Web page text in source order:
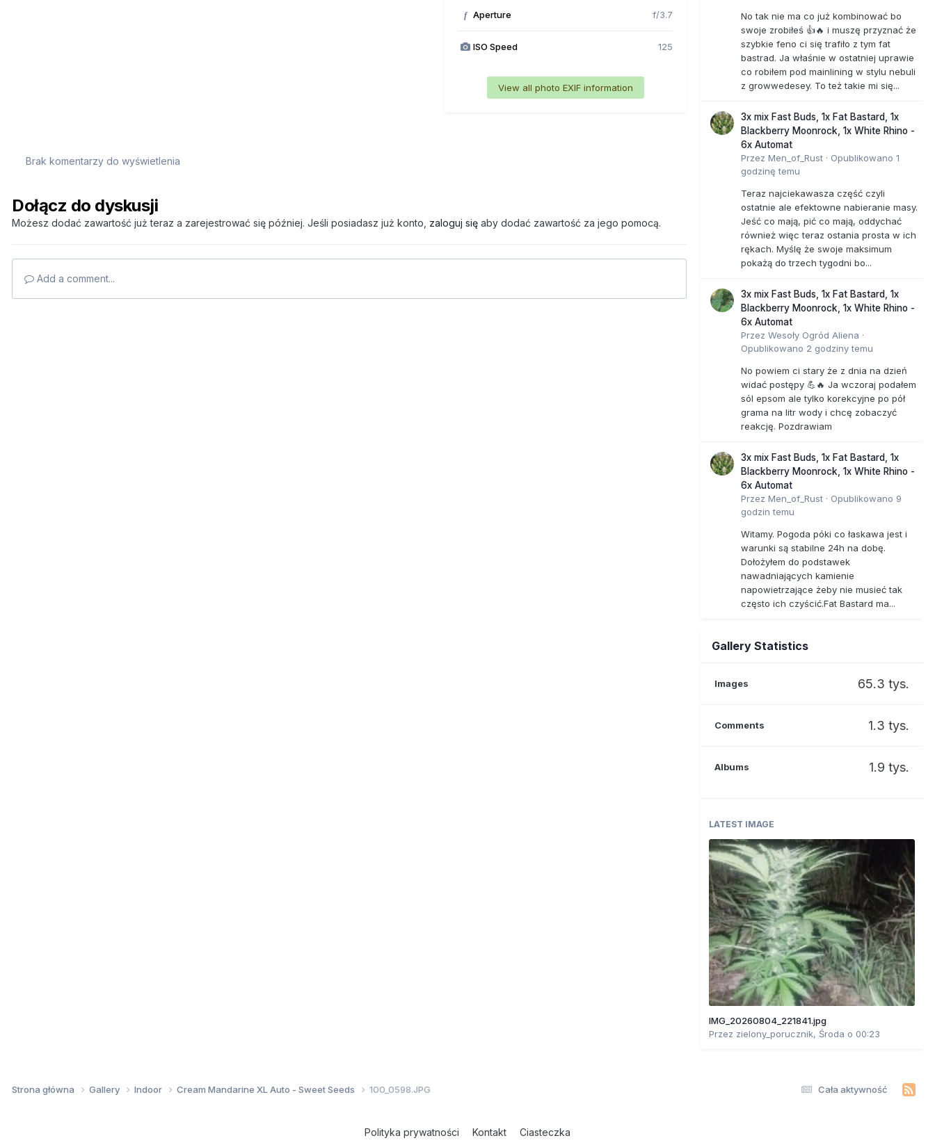
f Aperture f/3.7
ISO Speed 125
View all photo EXIF information
Brak komentarzy do wyświetlenia
Dołącz do dyskusji
Możesz dodać zawartość już teraz a zarejestrować się później. Jeśli posiadasz już konto, zaloguj się aby dodać zawartość za jego pomocą.
Add a comment...
No tak nie ma co już kombinować bo
swoje zrobiłeś 👍🔥 i muszę przyznać że
szybkie feno ci się trafiło z tym fat
bastrad. Ja właśnie w ostatniej uprawie
co robiłem pod mainlining w stylu nebuli
z growwedesey. To też takie mi się...
3x mix Fast Buds, 1x Fat Bastard, 1x
Blackberry Moonrock, 1x White Rhino -
6x Automat
Przez Men_of_Rust · Opublikowano 1
godzinę temu
Teraz najciekawasza część czyli
ostatnie ale efektowne nabieranie masy.
Jeść co mają, pić co mają, oddychać
również więc teraz ostania prosta w ich
rękach. Myślę że swoje maksimum
pokażą do trzech tygodni bo...
3x mix Fast Buds, 1x Fat Bastard, 1x
Blackberry Moonrock, 1x White Rhino -
6x Automat
Przez Wesoły Ogród Aliena ·
Opublikowano 2 godziny temu
No powiem ci stary że z dnia na dzień
widać postępy 💪🔥 Ja wczoraj podałem
sól epsom ale tylko korekcyjne po pół
grama na litr wody i chcę zobaczyć
reakcję. Pozdrawiam
3x mix Fast Buds, 1x Fat Bastard, 1x
Blackberry Moonrock, 1x White Rhino -
6x Automat
Przez Men_of_Rust · Opublikowano 9
godzin temu
Witamy. Pogoda póki co łaskawa jest i
warunki są stabilne 24h na dobę.
Dołożyłem do podstawek
nawadniających kamienie
napowietrzające żeby nie musieć tak
często ich czyścić.Fat Bastard ma...
Gallery Statistics
Images 65.3 tys.
Comments 1.3 tys.
Albums 1.9 tys.
LATEST IMAGE
IMG_20260804_221841.jpg
Przez zielony_porucznik, Środa o 00:23
Cała aktywność
Strona główna Gallery Indoor Cream Mandarine XL Auto - Sweet Seeds 100_0598.JPG
Polityka prywatności Kontakt Ciasteczka